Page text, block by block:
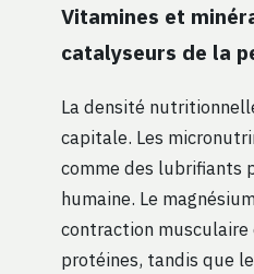
Vitamines et
catalyseurs de la
La densité
capitale. Les
comme des lubrifiants
humaine. Le
contraction musculaire
protéines, tandis que